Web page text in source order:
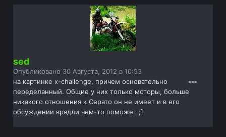
sed
Опубликовано 30 Августа, 2012 в 10:53
на картинке x-challenge, причем основательно
переделанный. Общие у них только моторы, больше
никакого отношения к Серато он не имеет и в его
обсуждении врядли чем-то поможет ;]